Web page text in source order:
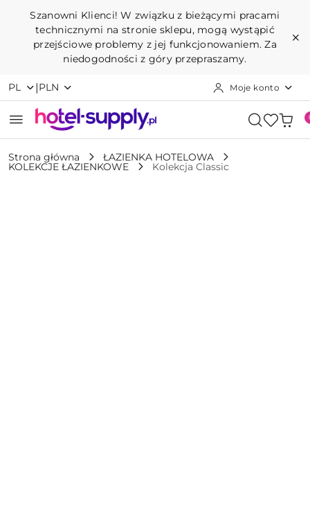
Przejdź do treści głównej
Przejdź do wyszukiwarki
Przejdź do moje konto
Przejdź do menu głównego
Przejdź do opisu produktu
Przejdź do stopki
Szanowni Klienci! W związku z bieżącymi pracami
technicznymi na stronie sklepu, mogą wystąpić
przejściowe problemy z jej funkcjonowaniem. Za
niedogodności z góry przepraszamy.
PL |PLN Moje konto
Strona główna ŁAZIENKA HOTELOWA
KOLEKCJE ŁAZIENKOWE Kolekcja Classic